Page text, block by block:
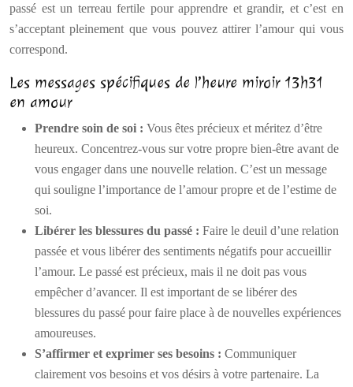
passé est un terreau fertile pour apprendre et grandir, et c’est en
s’acceptant pleinement que vous pouvez attirer l’amour qui vous
correspond.
Les messages spécifiques de l’heure miroir 13h31
en amour
Prendre soin de soi : Vous êtes précieux et méritez d’être
heureux. Concentrez-vous sur votre propre bien-être avant de
vous engager dans une nouvelle relation. C’est un message
qui souligne l’importance de l’amour propre et de l’estime de
soi.
Libérer les blessures du passé : Faire le deuil d’une relation
passée et vous libérer des sentiments négatifs pour accueillir
l’amour. Le passé est précieux, mais il ne doit pas vous
empêcher d’avancer. Il est important de se libérer des
blessures du passé pour faire place à de nouvelles expériences
amoureuses.
S’affirmer et exprimer ses besoins : Communiquer
clairement vos besoins et vos désirs à votre partenaire. La